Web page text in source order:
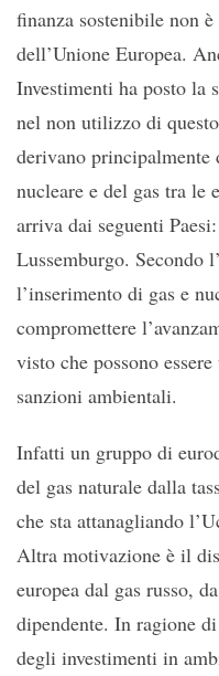
finanza sostenibile non
dell’Unione Europea.
Investimenti ha posto la
nel non utilizzo di
derivano principalmente
nucleare e del gas tra le
arriva dai seguenti
Lussemburgo. Secondo
l’inserimento di gas e
compromettere
visto che possono
sanzioni ambientali.
Infatti un gruppo di
del gas naturale dalla
che sta attanagliando
Altra motivazione è il
europea dal gas russo,
dipendente. In ragione
degli investimenti in